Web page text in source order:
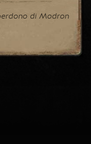
di Modron